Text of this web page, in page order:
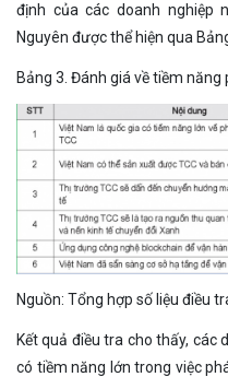
định của các doanh nghiệp
Nguyên được thể hiện qua
Bảng 3. Đánh giá về tiềm
Nguồn: Tổng hợp số liệu điều
Kết quả điều tra cho thấy, các
có tiềm năng lớn trong việc